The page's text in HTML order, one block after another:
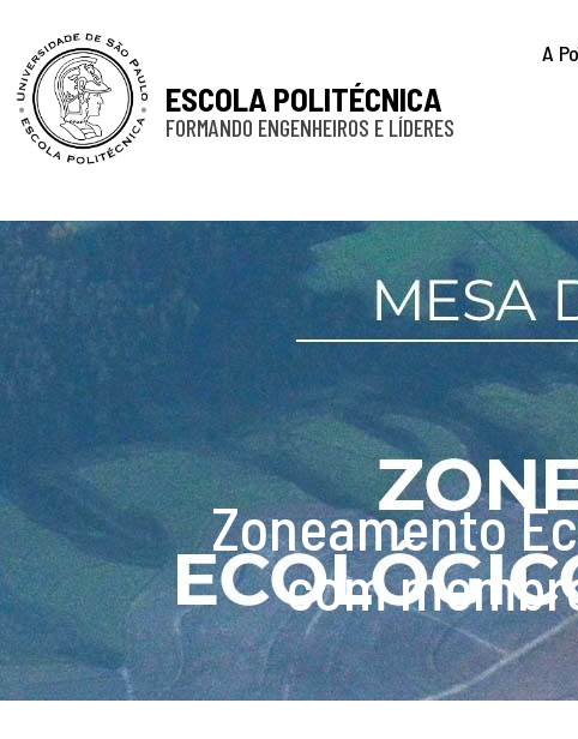
ESCOLA POLITÉCNICA
FORMANDO ENGENHEIROS E LÍDERES
A
Zoneamento
com